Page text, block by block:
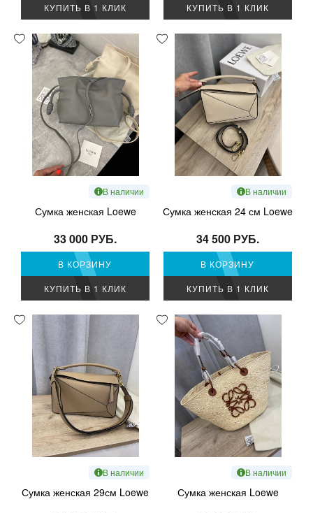
КУПИТЬ В 1 КЛИК КУПИТЬ В 1 КЛИК
В наличии
Сумка женская Loewe
33 000 РУБ.
В КОРЗИНУ
КУПИТЬ В 1 КЛИК
В наличии
Сумка женская 24 см Loewe
34 500 РУБ.
В КОРЗИНУ
КУПИТЬ В 1 КЛИК
В наличии
Сумка женская 29см Loewe
В наличии
Сумка женская Loewe